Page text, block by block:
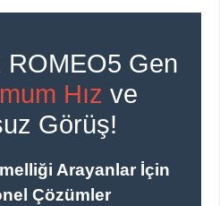
ROMEO5 Gen
Hız ve
Görüş!
Arayanlar İçin
Çözümler